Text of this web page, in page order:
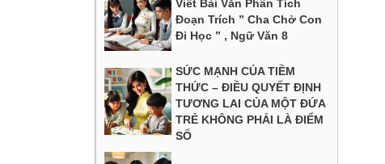
Viết Bài Văn Phân Tích
Đoạn Trích ” Cha Chở Con
Đi Học ” , Ngữ Văn 8
SỨC MẠNH CỦA TIỀM
THỨC – ĐIỀU QUYẾT ĐỊNH
TƯƠNG LAI CỦA MỘT ĐỨA
TRẺ KHÔNG PHẢI LÀ ĐIỂM
SỐ